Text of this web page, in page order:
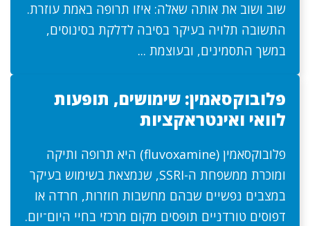
שוב ושוב את אותה שאלה: איזו תרופה באמת עוזרת.
התשובה תלויה בעיקר בסיבה לדלקת בסינוסים,
במשך התסמינים, ובעוצמת ...
פלובוקסאמין: שימושים, תופעות
לוואי ואינטראקציות
פלובוקסאמין (fluvoxamine) היא תרופה ותיקה
ומוכרת ממשפחת ה-SSRI, שנמצאת בשימוש בעיקר
במצבים נפשיים שבהם מחשבות חוזרות, חרדה או
דפוסים טורדניים תופסים מקום מרכזי בחיי היום־יום.